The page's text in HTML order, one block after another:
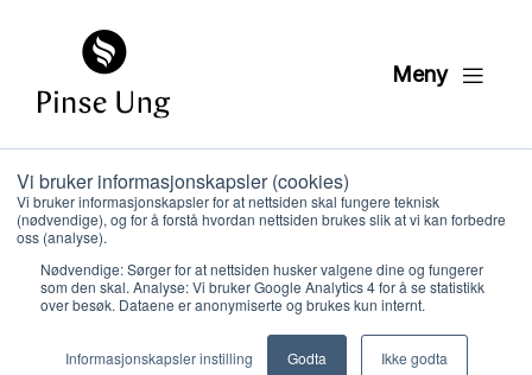
Vi bruker informasjonskapsler (cookies)
Vi bruker informasjonskapsler for at nettsiden skal fungere teknisk
(nødvendige), og for å forstå hvordan nettsiden brukes slik at vi kan forbedre
oss (analyse).
Nødvendige: Sørger for at nettsiden husker valgene dine og fungerer
som den skal. Analyse: Vi bruker Google Analytics 4 for å se statistikk
over besøk. Dataene er anonymiserte og brukes kun internt.
Informasjonskapsler instilling Godta Ikke godta
Meny
Miljø 01 OPPDAGER
semester 4
PER KRISTIAN LØVE